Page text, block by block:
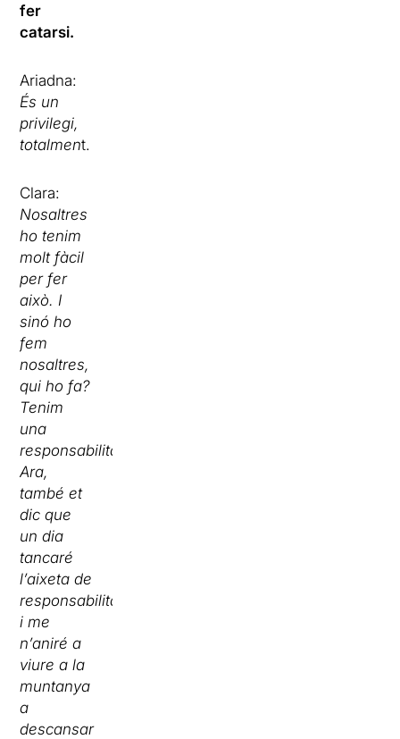
fer
catarsi.
Ariadna:
És un
privilegi,
totalment.
Clara:
Nosaltres
ho tenim
molt fàcil
per fer
això. I
sinó ho
fem
nosaltres,
qui ho fa?
Tenim
una
responsabilitat.
Ara,
també et
dic que
un dia
tancaré
l’aixeta de
responsabilitats
i me
n’aniré a
viure a la
muntanya
a
descansar